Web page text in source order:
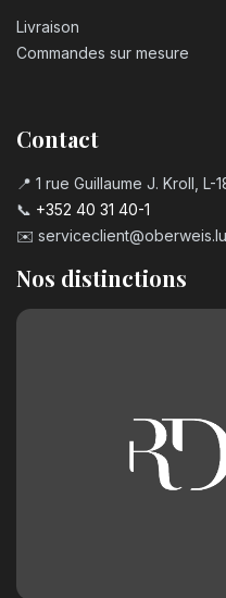
Livraison
Commandes sur mesure
Contact
📍 1 rue Guillaume J. Kroll, L-
📞 +352 40 31 40-1
✉️ serviceclient@oberweis.lu
Nos distinctions